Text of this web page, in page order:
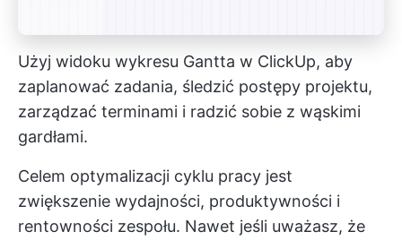
Użyj widoku wykresu Gantta w ClickUp, aby
zaplanować zadania, śledzić postępy projektu,
zarządzać terminami i radzić sobie z wąskimi
gardłami.
Celem optymalizacji cyklu pracy jest
zwiększenie wydajności, produktywności i
rentowności zespołu. Nawet jeśli uważasz, że